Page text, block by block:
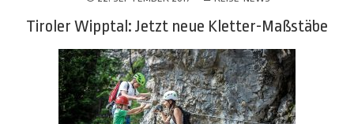
Tiroler Wipptal: Jetzt neue Kletter-Maßstäbe